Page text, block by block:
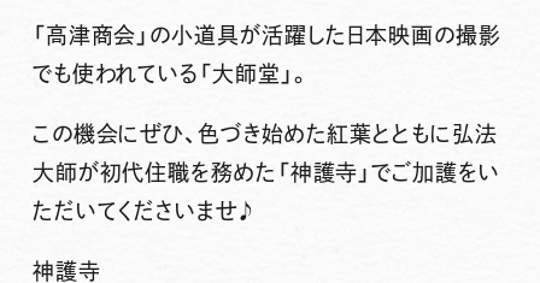
「高津商会」の小道具が活躍した日本映画の撮影
でも使われている「大師堂」。
この機会にぜひ、色づき始めた紅葉とともに弘法
大師が初代住職を務めた「神護寺」でご加護をい
ただいてくださいませ♪
神護寺